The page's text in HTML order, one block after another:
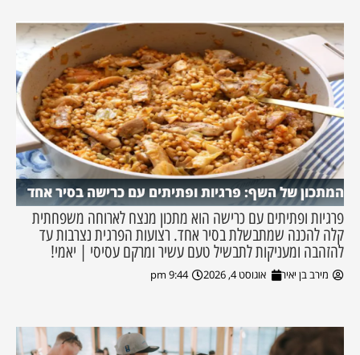
המתכון של השף: פרגיות ופתיתים עם כרישה בסיר אחד
פרגיות ופתיתים עם כרישה הוא מתכון מנצח לארוחה משפחתית
קלה להכנה שמתבשלת בסיר אחד. רצועות הפרגית נצרבות עד
להזהבה ומעניקות לתבשיל טעם עשיר ומרקם עסיסי | יאמי!
מירב בן יאיר אוגוסט 4, 2026 9:44 pm